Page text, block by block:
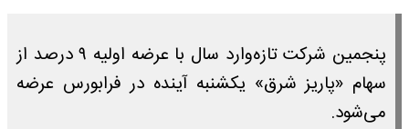
پنجمین شرکت تازه‌وارد سال با عرضه اولیه ۹ درصد از
سهام «پاریز شرق» یکشنبه آینده در فرابورس عرضه
می‌شود.